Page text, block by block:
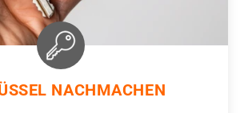
NACHMACHEN